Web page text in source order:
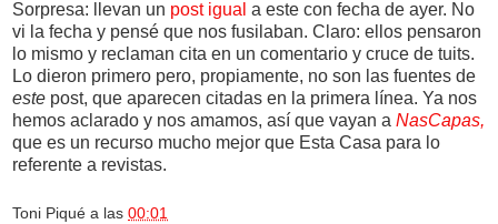
Sorpresa: llevan un post igual a este con fecha de ayer. No
vi la fecha y pensé que nos fusilaban. Claro: ellos pensaron
lo mismo y reclaman cita en un comentario y cruce de tuits.
Lo dieron primero pero, propiamente, no son las fuentes de
este post, que aparecen citadas en la primera línea. Ya nos
hemos aclarado y nos amamos, así que vayan a NasCapas,
que es un recurso mucho mejor que Esta Casa para lo
referente a revistas.
Toni Piqué a las 00:01